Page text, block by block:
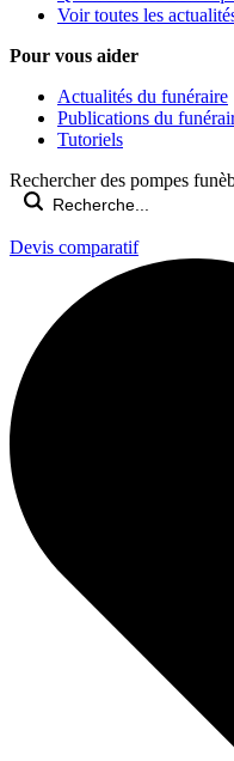
Voir toutes les
Pour vous aider
Actualités du funéraire
Publications du
Tutoriels
Rechercher des pompes
Devis comparatif